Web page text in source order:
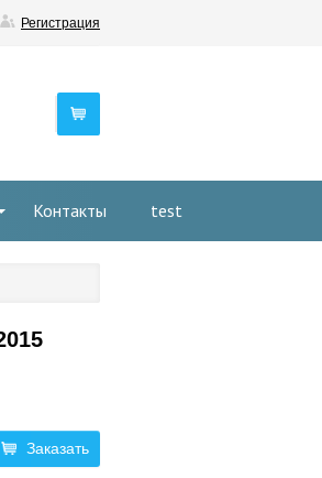
Регистрация
Контакты test
Заказать